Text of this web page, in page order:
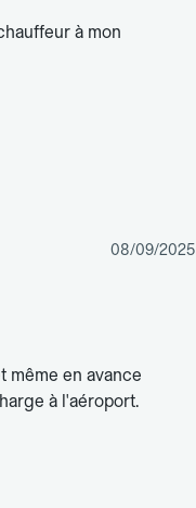
à mon
08/09/2025
même en avance
à l'aéroport.